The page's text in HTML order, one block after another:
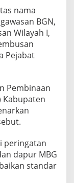
nama
BGN,
Wilayah I,
Pejabat
Pembinaan
Kabupaten
peringatan
dapur MBG
standar